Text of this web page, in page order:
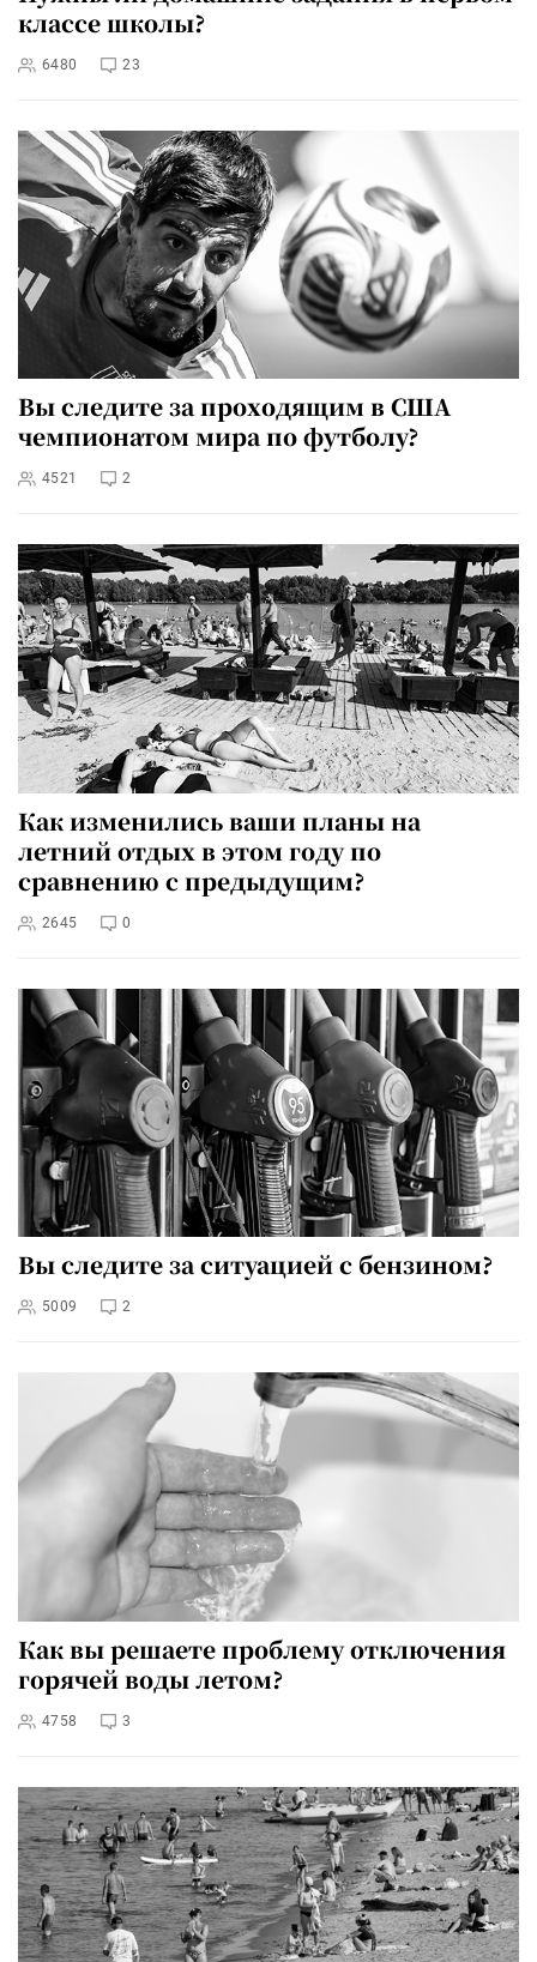
классе школы?
6480 23
Вы следите за проходящим в США
чемпионатом мира по футболу?
4521 2
Как изменились ваши планы на
летний отдых в этом году по
сравнению с предыдущим?
2645 0
Вы следите за ситуацией с бензином?
5009 2
Как вы решаете проблему отключения
горячей воды летом?
4758 3